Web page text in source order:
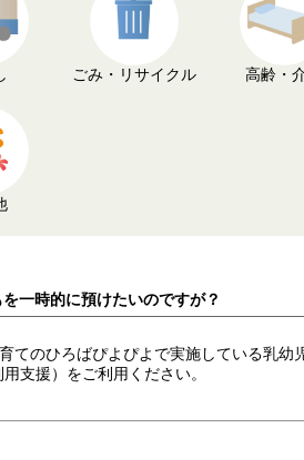
ごみ・リサイクル 高齢・
一時的に預けたいのですが？
てのひろばぴよぴよで実施している乳
支援）をご利用ください。